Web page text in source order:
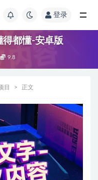
登录
得都懂-安卓版
9.8
目 正文